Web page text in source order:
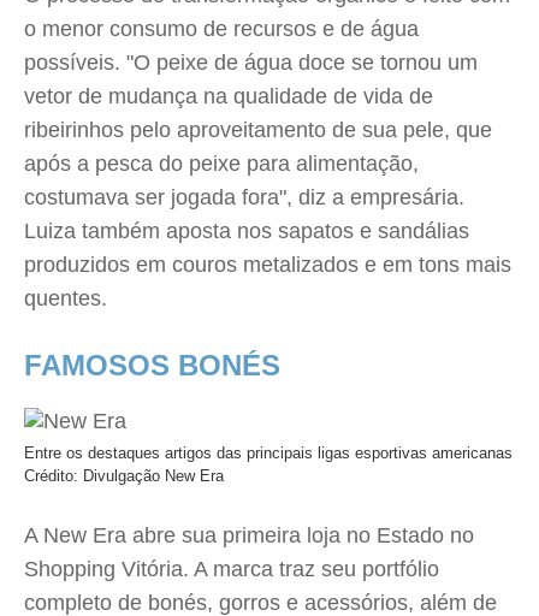
o menor consumo de recursos e de água
possíveis. "O peixe de água doce se tornou um
vetor de mudança na qualidade de vida de
ribeirinhos pelo aproveitamento de sua pele, que
após a pesca do peixe para alimentação,
costumava ser jogada fora", diz a empresária.
Luiza também aposta nos sapatos e sandálias
produzidos em couros metalizados e em tons mais
quentes.
FAMOSOS BONÉS
Entre os destaques artigos das principais ligas esportivas americanas
Crédito: Divulgação New Era
A New Era abre sua primeira loja no Estado no
Shopping Vitória. A marca traz seu portfólio
completo de bonés, gorros e acessórios, além de